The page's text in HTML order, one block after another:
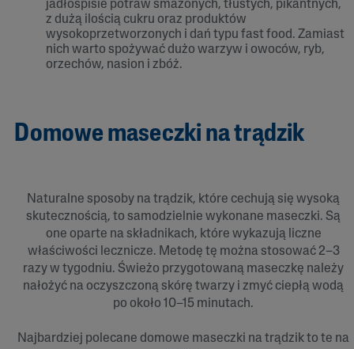
jadłospisie potraw smażonych, tłustych, pikantnych,
z dużą ilością cukru oraz produktów
wysokoprzetworzonych i dań typu fast food. Zamiast
nich warto spożywać dużo warzyw i owoców, ryb,
orzechów, nasion i zbóż.
Domowe maseczki na trądzik
Naturalne sposoby na trądzik, które cechują się wysoką
skutecznością, to samodzielnie wykonane maseczki. Są
one oparte na składnikach, które wykazują liczne
właściwości lecznicze. Metodę tę można stosować 2–3
razy w tygodniu. Świeżo przygotowaną maseczkę należy
nałożyć na oczyszczoną skórę twarzy i zmyć ciepłą wodą
po około 10–15 minutach.
Najbardziej polecane domowe maseczki na trądzik to te na